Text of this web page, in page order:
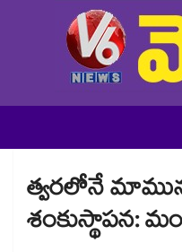
త్వరలోనే
శంకుస్థాపన: